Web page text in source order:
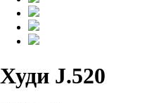
Худи J.520